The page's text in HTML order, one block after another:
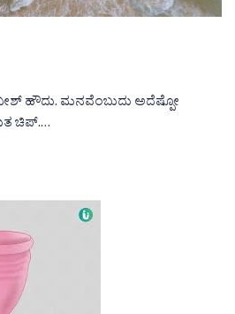
ಮನವೆಂಬುದು ಅದೆಷ್ಪೋ
ಚಿಪ್.…